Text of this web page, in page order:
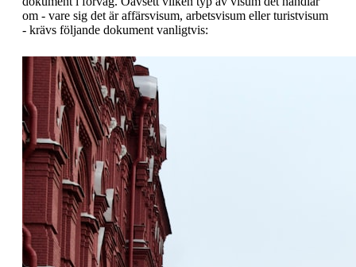
om - vare sig det är affärsvisum, arbetsvisum eller turistvisum
- krävs följande dokument vanligtvis: